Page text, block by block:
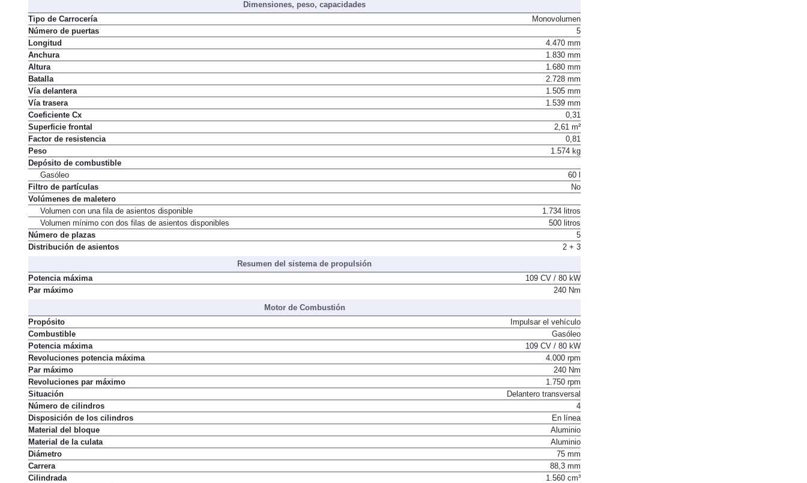
Dimensiones, peso, capacidades
Tipo de Carrocería
Monovolumen
Número de puertas
5
Longitud
4.470 mm
Anchura
1.830 mm
Altura
1.680 mm
Batalla
2.728 mm
Vía delantera
1.505 mm
Vía trasera
1.539 mm
Coeficiente Cx
0,31
Superficie frontal
2,61 m²
Factor de resistencia
0,81
Peso
1.574 kg
Depósito de combustible
Gasóleo
60 l
Filtro de partículas
No
Volúmenes de maletero
Volumen con una fila de asientos disponible
1.734 litros
Volumen mínimo con dos filas de asientos disponibles
500 litros
Número de plazas
5
Distribución de asientos
2 + 3
Resumen del sistema de propulsión
Potencia máxima
109 CV / 80 kW
Par máximo
240 Nm
Motor de Combustión
Propósito
Impulsar el vehículo
Combustible
Gasóleo
Potencia máxima
109 CV / 80 kW
Revoluciones potencia máxima
4.000 rpm
Par máximo
240 Nm
Revoluciones par máximo
1.750 rpm
Situación
Delantero transversal
Número de cilindros
4
Disposición de los cilindros
En línea
Material del bloque
Aluminio
Material de la culata
Aluminio
Diámetro
75 mm
Carrera
88,3 mm
Cilindrada
1.560 cm³